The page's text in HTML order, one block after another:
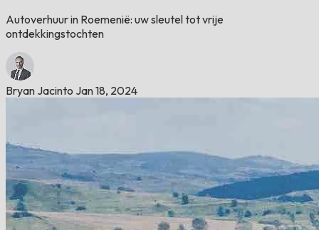
Autoverhuur in Roemenië: uw sleutel tot vrije
ontdekkingstochten
Bryan Jacinto Jan 18, 2024